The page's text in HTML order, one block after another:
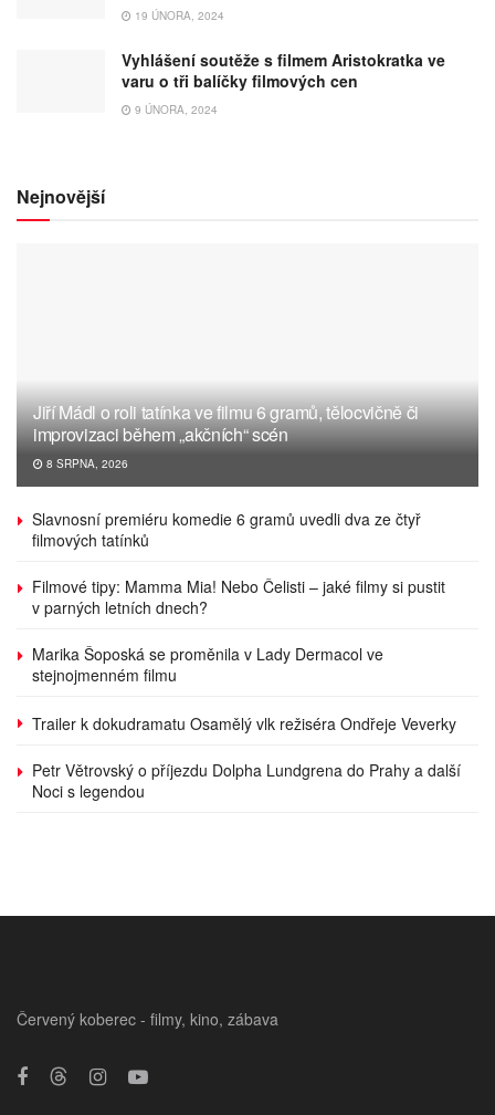
19 ÚNORA, 2024
Vyhlášení soutěže s filmem Aristokratka ve
varu o tři balíčky filmových cen
9 ÚNORA, 2024
Nejnovější
Jiří Mádl o roli tatínka ve filmu 6 gramů, tělocvičně či
improvizaci během „akčních“ scén
8 SRPNA, 2026
Slavnosní premiéru komedie 6 gramů uvedli dva ze čtyř
filmových tatínků
Filmové tipy: Mamma Mia! Nebo Čelisti – jaké filmy si pustit
v parných letních dnech?
Marika Šoposká se proměnila v Lady Dermacol ve
stejnojmenném filmu
Trailer k dokudramatu Osamělý vlk režiséra Ondřeje Veverky
Petr Větrovský o příjezdu Dolpha Lundgrena do Prahy a další
Noci s legendou
Červený koberec - filmy, kino, zábava